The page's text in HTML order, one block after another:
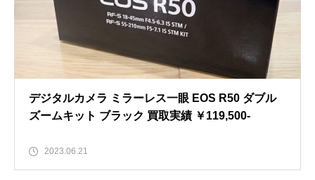
デジタルカメラ ミラーレス一眼 EOS R50 ダブル
ズームキット ブラック 買取実績 ￥119,500-
2023.06.21